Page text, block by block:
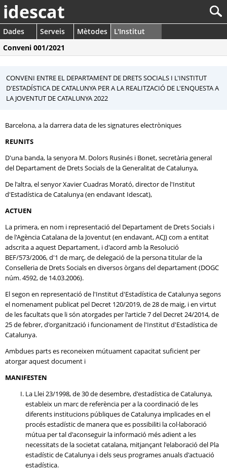
idescat
Dades Serveis Mètodes
L'Institut
Conveni 001/2021
CONVENI ENTRE EL DEPARTAMENT DE DRETS SOCIALS I L'INSTITUT
D'ESTADÍSTICA DE CATALUNYA PER A LA REALITZACIÓ DE L'ENQUESTA A
LA JOVENTUT DE CATALUNYA 2022
Barcelona, a la darrera data de les signatures electròniques
REUNITS
D'una banda, la senyora M. Dolors Rusinés i Bonet, secretària general
del Departament de Drets Socials de la Generalitat de Catalunya,
De l'altra, el senyor Xavier Cuadras Morató, director de l'Institut
d'Estadística de Catalunya (en endavant Idescat),
ACTUEN
La primera, en nom i representació del Departament de Drets Socials i
de l'Agència Catalana de la Joventut (en endavant, ACJ) com a entitat
adscrita a aquest Departament, i d'acord amb la Resolució
BEF/573/2006, d'1 de març, de delegació de la persona titular de la
Conselleria de Drets Socials en diversos òrgans del departament (DOGC
núm. 4592, de 14.03.2006).
El segon en representació de l'Institut d'Estadística de Catalunya segons
el nomenament publicat pel Decret 120/2019, de 28 de maig, i en virtut
de les facultats que li són atorgades per l'article 7 del Decret 24/2014, de
25 de febrer, d'organització i funcionament de l'Institut d'Estadística de
Catalunya.
Ambdues parts es reconeixen mútuament capacitat suficient per
atorgar aquest document i
MANIFESTEN
La Llei 23/1998, de 30 de desembre, d'estadística de Catalunya,
estableix un marc de referència per a la coordinació de les
diferents institucions públiques de Catalunya implicades en el
procés estadístic de manera que es possibiliti la col·laboració
mútua per tal d'aconseguir la informació més adient a les
necessitats de la societat catalana, mitjançant l'elaboració del Pla
estadístic de Catalunya i dels seus programes anuals d'actuació
estadística.